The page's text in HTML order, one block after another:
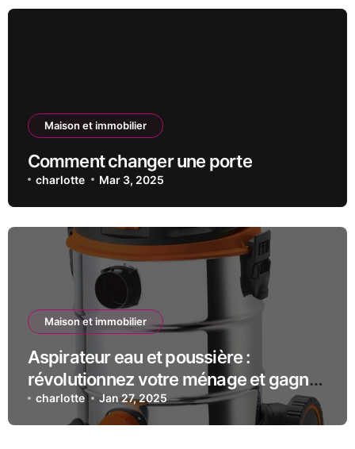
Maison et immobilier
Comment changer une porte
charlotte Mar 3, 2025
Maison et immobilier
Aspirateur eau et poussière :
révolutionnez votre ménage et gagnez
du temps !
charlotte Jan 27, 2025